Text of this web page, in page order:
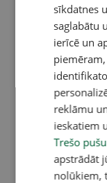
sīkdatnes
saglabātu
ierīcē un
reklāmu
ieskatiem
Trešo
apstrādāt
nolūkiem,